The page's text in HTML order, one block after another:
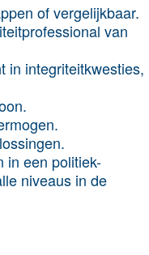
of vergelijkbaar.
van
in integriteitkwesties,
in een politiek-
niveaus in de